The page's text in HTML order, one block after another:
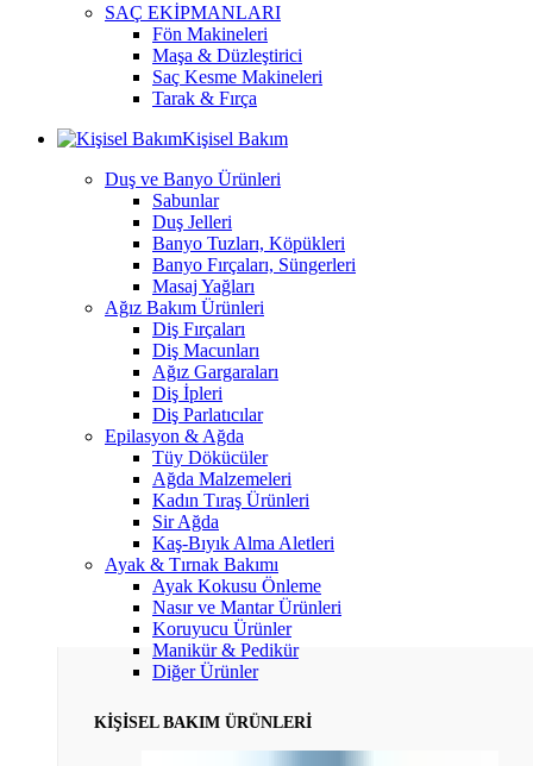
SAÇ EKİPMANLARI
Fön Makineleri
Maşa & Düzleştirici
Saç Kesme Makineleri
Tarak & Fırça
Kişisel Bakım
Duş ve Banyo Ürünleri
Sabunlar
Duş Jelleri
Banyo Tuzları, Köpükleri
Banyo Fırçaları, Süngerleri
Masaj Yağları
Ağız Bakım Ürünleri
Diş Fırçaları
Diş Macunları
Ağız Gargaraları
Diş İpleri
Diş Parlatıcılar
Epilasyon & Ağda
Tüy Dökücüler
Ağda Malzemeleri
Kadın Tıraş Ürünleri
Sir Ağda
Kaş-Bıyık Alma Aletleri
Ayak & Tırnak Bakımı
Ayak Kokusu Önleme
Nasır ve Mantar Ürünleri
Koruyucu Ürünler
Manikür & Pedikür
Diğer Ürünler
KİŞİSEL BAKIM ÜRÜNLERİ